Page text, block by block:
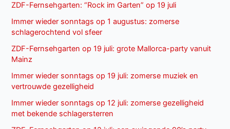
ZDF-Fernsehgarten: “Rock im Garten” op 19 juli
Immer wieder sonntags op 1 augustus: zomerse
schlagerochtend vol sfeer
ZDF-Fernsehgarten op 19 juli: grote Mallorca-party vanuit
Mainz
Immer wieder sonntags op 19 juli: zomerse muziek en
vertrouwde gezelligheid
Immer wieder sonntags op 12 juli: zomerse gezelligheid
met bekende schlagersterren